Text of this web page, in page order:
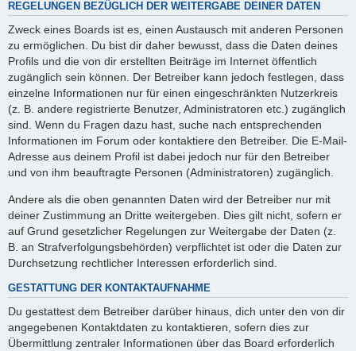
REGELUNGEN BEZÜGLICH DER WEITERGABE DEINER DATEN
Zweck eines Boards ist es, einen Austausch mit anderen Personen
zu ermöglichen. Du bist dir daher bewusst, dass die Daten deines
Profils und die von dir erstellten Beiträge im Internet öffentlich
zugänglich sein können. Der Betreiber kann jedoch festlegen, dass
einzelne Informationen nur für einen eingeschränkten Nutzerkreis
(z. B. andere registrierte Benutzer, Administratoren etc.) zugänglich
sind. Wenn du Fragen dazu hast, suche nach entsprechenden
Informationen im Forum oder kontaktiere den Betreiber. Die E-Mail-
Adresse aus deinem Profil ist dabei jedoch nur für den Betreiber
und von ihm beauftragte Personen (Administratoren) zugänglich.
Andere als die oben genannten Daten wird der Betreiber nur mit
deiner Zustimmung an Dritte weitergeben. Dies gilt nicht, sofern er
auf Grund gesetzlicher Regelungen zur Weitergabe der Daten (z.
B. an Strafverfolgungsbehörden) verpflichtet ist oder die Daten zur
Durchsetzung rechtlicher Interessen erforderlich sind.
GESTATTUNG DER KONTAKTAUFNAHME
Du gestattest dem Betreiber darüber hinaus, dich unter den von dir
angegebenen Kontaktdaten zu kontaktieren, sofern dies zur
Übermittlung zentraler Informationen über das Board erforderlich